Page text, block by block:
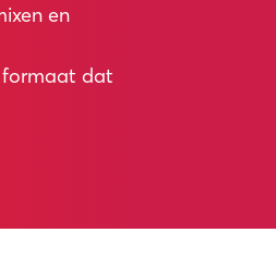
en
dat